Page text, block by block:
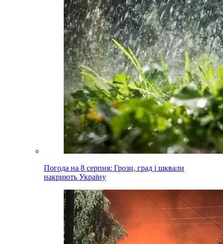
Погода на 8 серпня: Грози, град і шквали
накриють Україну